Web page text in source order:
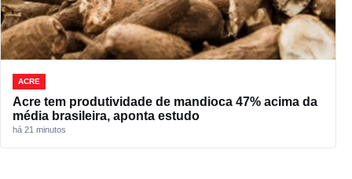
ACRE
Acre tem produtividade de mandioca 47% acima da
média brasileira, aponta estudo
há 21 minutos